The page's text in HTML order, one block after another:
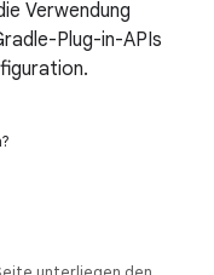
Verwendung
Plug-in-APIs